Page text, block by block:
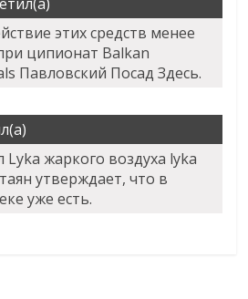
этих средств менее
ципионат Balkan
Павловский Посад Здесь.
Lyka жаркого воздуха lyka
утверждает, что в
уже есть.